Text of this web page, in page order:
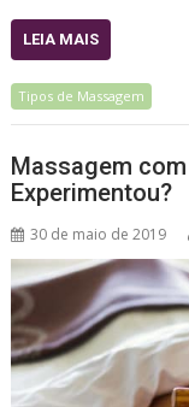
LEIA MAIS
Tipos de Massagem
Massagem
Experimentou?
30 de maio de 2019